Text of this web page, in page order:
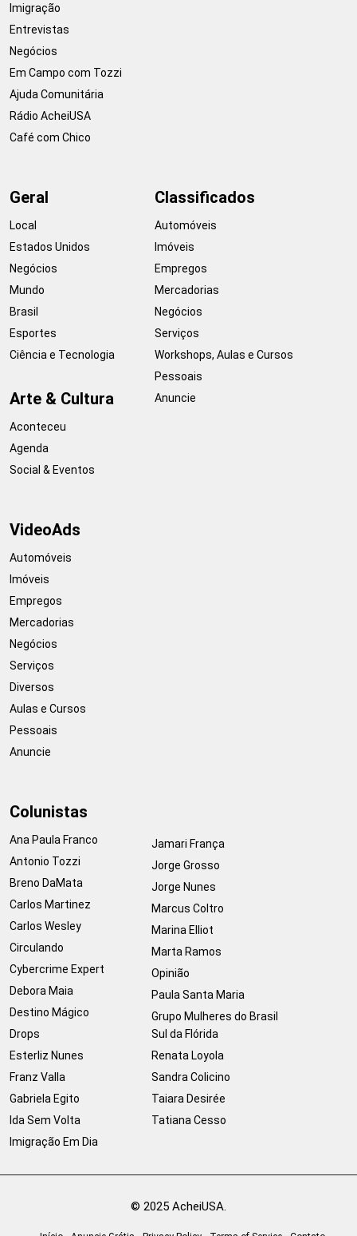
Imigração
Entrevistas
Negócios
Em Campo com Tozzi
Ajuda Comunitária
Rádio AcheiUSA
Café com Chico
Geral
Local
Estados Unidos
Negócios
Mundo
Brasil
Esportes
Ciência e Tecnologia
Arte & Cultura
Aconteceu
Agenda
Social & Eventos
Classificados
Automóveis
Imóveis
Empregos
Mercadorias
Negócios
Serviços
Workshops, Aulas e Cursos
Pessoais
Anuncie
VideoAds
Automóveis
Imóveis
Empregos
Mercadorias
Negócios
Serviços
Diversos
Aulas e Cursos
Pessoais
Anuncie
Colunistas
Ana Paula Franco
Antonio Tozzi
Breno DaMata
Carlos Martinez
Carlos Wesley
Circulando
Cybercrime Expert
Debora Maia
Destino Mágico
Drops
Esterliz Nunes
Franz Valla
Gabriela Egito
Ida Sem Volta
Imigração Em Dia
Jamari França
Jorge Grosso
Jorge Nunes
Marcus Coltro
Marina Elliot
Marta Ramos
Opinião
Paula Santa Maria
Grupo Mulheres do Brasil
Sul da Flórida
Renata Loyola
Sandra Colicino
Taiara Desirée
Tatiana Cesso
© 2025 AcheiUSA.